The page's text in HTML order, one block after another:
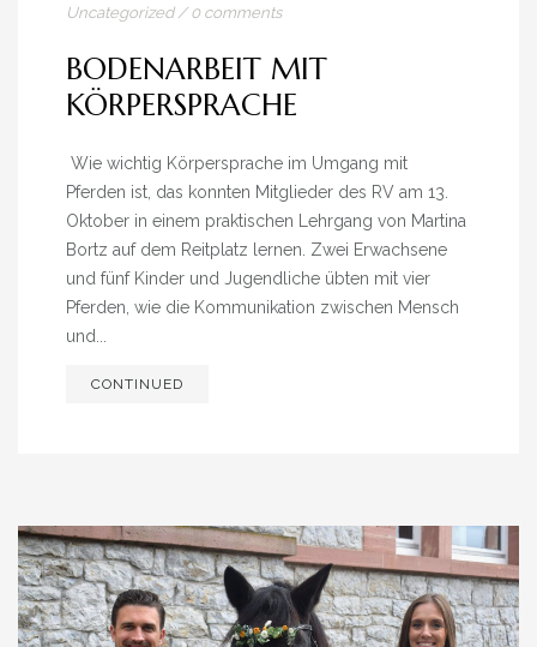
IMPRESSUM
Uncategorized/ 0 comments
BODENARBEIT MIT
KÖRPERSPRACHE
Wie wichtig Körpersprache im Umgang mit
Pferden ist, das konnten Mitglieder des RV am 13.
Oktober in einem praktischen Lehrgang von Martina
Bortz auf dem Reitplatz lernen. Zwei Erwachsene
und fünf Kinder und Jugendliche übten mit vier
Pferden, wie die Kommunikation zwischen Mensch
und...
CONTINUED